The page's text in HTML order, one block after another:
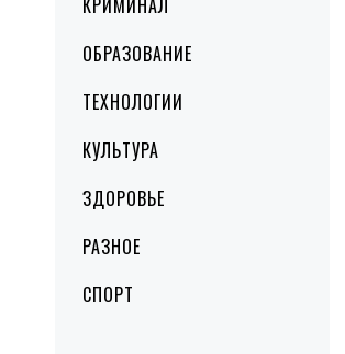
КРИМИНАЛ
ОБРАЗОВАНИЕ
ТЕХНОЛОГИИ
КУЛЬТУРА
ЗДОРОВЬЕ
РАЗНОЕ
СПОРТ